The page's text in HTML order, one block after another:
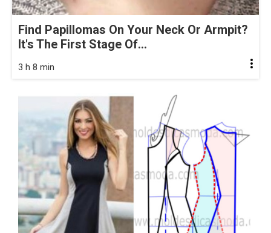
Find Papillomas On Your Neck Or Armpit?
It's The First Stage Of...
3 h 8 min